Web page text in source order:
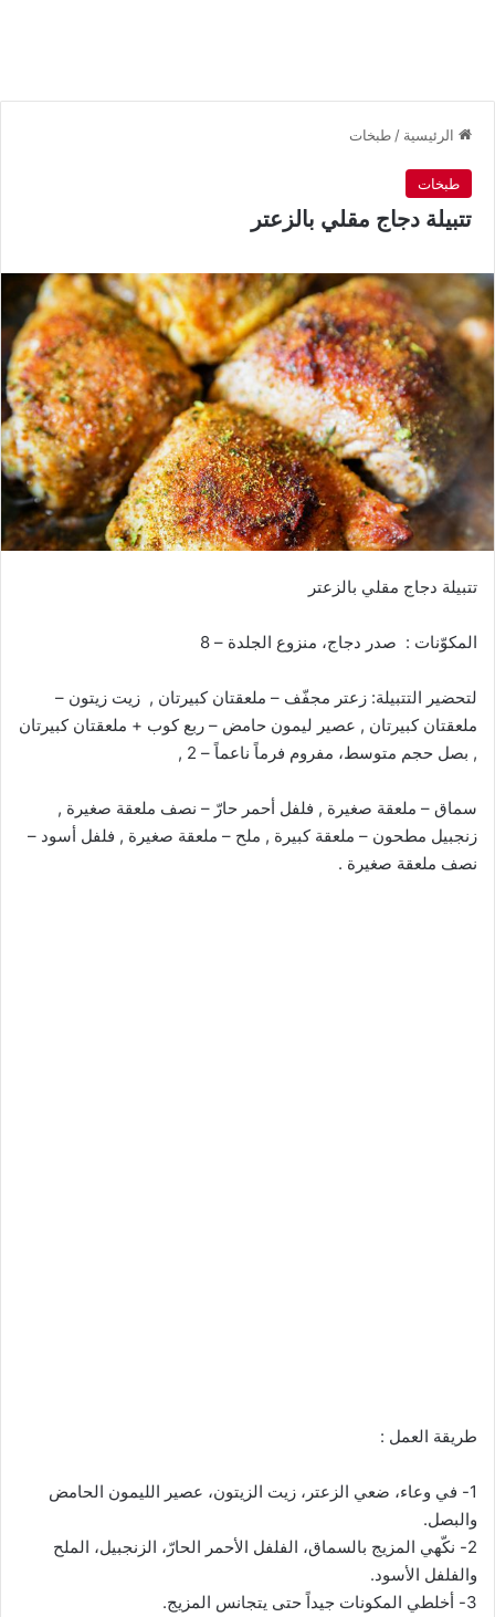
الرئيسية / طبخات
طبخات
تتبيلة دجاج مقلي بالزعتر
تتبيلة دجاج مقلي بالزعتر
المكوّنات : صدر دجاج، منزوع الجلدة – 8‏
لتحضير التتبيلة:‏ زعتر مجفّف – ملعقتان كبيرتان , زيت زيتون –
ملعقتان كبيرتان , عصير ليمون حامض – ربع كوب + ملعقتان كبيرتان
, بصل حجم متوسط، مفروم فرماً ناعماً – 2‏ ,
سماق – ملعقة صغيرة , فلفل أحمر حارّ – نصف ملعقة صغيرة ,
زنجبيل مطحون – ملعقة كبيرة , ملح – ملعقة صغيرة , فلفل أسود –
نصف ملعقة صغيرة .
طريقة العمل :
‏1-‏ في وعاء، ضعي الزعتر، زيت الزيتون، عصير الليمون الحامض
والبصل.‏
‏2-‏ نكّهي المزيج بالسماق، الفلفل الأحمر الحارّ، الزنجبيل، الملح
والفلفل الأسود.‏